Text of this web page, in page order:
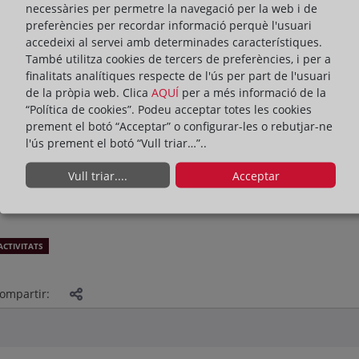
necessàries per permetre la navegació per la web i de
preferències per recordar informació perquè l'usuari
accedeixi al servei amb determinades característiques.
També utilitza cookies de tercers de preferències, i per a
finalitats analítiques respecte de l'ús per part de l'usuari
de la pròpia web. Clica AQUÍ per a més informació de la
“Política de cookies”. Podeu acceptar totes les cookies
prement el botó “Acceptar” o configurar-les o rebutjar-ne
l'ús prement el botó “Vull triar…”..
Vull triar.... Acceptar